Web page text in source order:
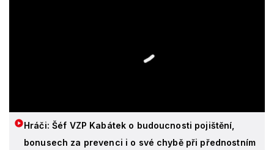
Hráči: Šéf VZP Kabátek o budoucnosti pojištění,
bonusech za prevenci i o své chybě při přednostním